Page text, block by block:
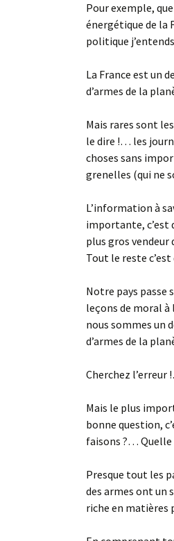
Pour exemple,
énergétique de la
politique
La France est un
d’armes de la
Mais rares sont
le dire !… les
choses sans
grenelles (qui ne
L’information à
importante, c’est
plus gros vendeur
Tout le reste
Notre pays passe
leçons de moral à
nous sommes un
d’armes de la
Cherchez l’erreur
Mais le plus
bonne question,
faisons ?…
Presque tout les
des armes ont un
riche en